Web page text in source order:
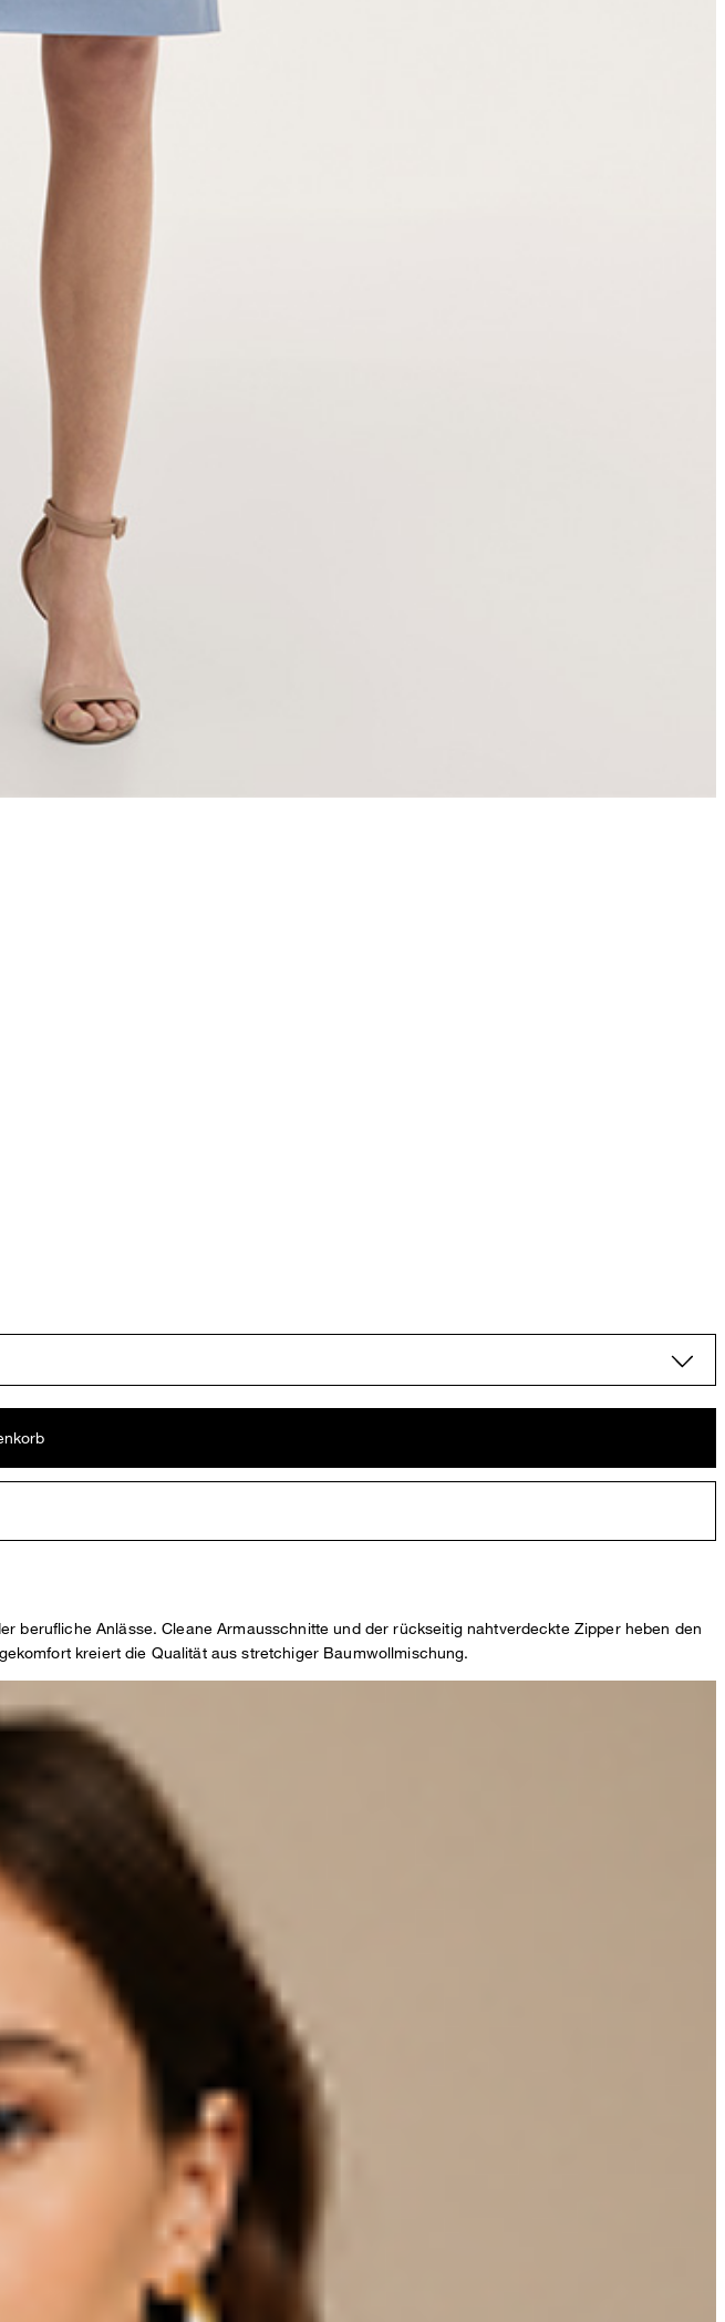
berufliche Anlässe. Cleane Armausschnitte und der rückseitig nahtverdeckte Zipper heben den
kreiert die Qualität aus stretchiger Baumwollmischung.